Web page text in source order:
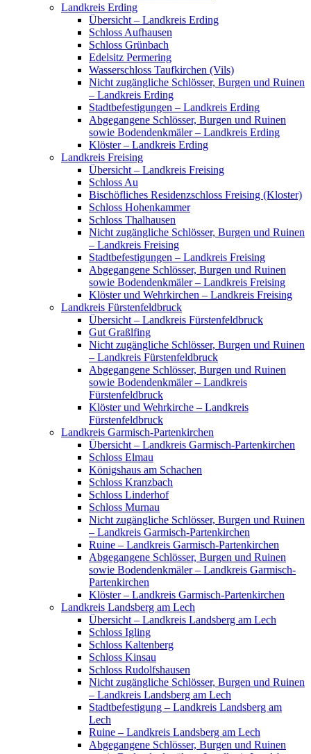
Landkreis Erding
Übersicht – Landkreis Erding
Schloss Aufhausen
Schloss Grünbach
Edelsitz Permering
Wasserschloss Taufkirchen (Vils)
Nicht zugängliche Schlösser, Burgen und Ruinen
– Landkreis Erding
Stadtbefestigungen – Landkreis Erding
Abgegangene Schlösser, Burgen und Ruinen
sowie Bodendenkmäler – Landkreis Erding
Klöster – Landkreis Erding
Landkreis Freising
Übersicht – Landkreis Freising
Schloss Au
Bischöfliches Residenzschloss Freising (Kloster)
Schloss Hohenkammer
Schloss Thalhausen
Nicht zugängliche Schlösser, Burgen und Ruinen
– Landkreis Freising
Stadtbefestigungen – Landkreis Freising
Abgegangene Schlösser, Burgen und Ruinen
sowie Bodendenkmäler – Landkreis Freising
Klöster und Wehrkirchen – Landkreis Freising
Landkreis Fürstenfeldbruck
Übersicht – Landkreis Fürstenfeldbruck
Gut Graßlfing
Nicht zugängliche Schlösser, Burgen und Ruinen
– Landkreis Fürstenfeldbruck
Abgegangene Schlösser, Burgen und Ruinen
sowie Bodendenkmäler – Landkreis
Fürstenfeldbruck
Klöster und Wehrkirche – Landkreis
Fürstenfeldbruck
Landkreis Garmisch-Partenkirchen
Übersicht – Landkreis Garmisch-Partenkirchen
Schloss Elmau
Königshaus am Schachen
Schloss Kranzbach
Schloss Linderhof
Schloss Murnau
Nicht zugängliche Schlösser, Burgen und Ruinen
– Landkreis Garmisch-Partenkirchen
Ruine – Landkreis Garmisch-Partenkirchen
Abgegangene Schlösser, Burgen und Ruinen
sowie Bodendenkmäler – Landkreis Garmisch-
Partenkirchen
Klöster – Landkreis Garmisch-Partenkirchen
Landkreis Landsberg am Lech
Übersicht – Landkreis Landsberg am Lech
Schloss Igling
Schloss Kaltenberg
Schloss Kinsau
Schloss Rudolfshausen
Nicht zugängliche Schlösser, Burgen und Ruinen
– Landkreis Landsberg am Lech
Stadtbefestigung – Landkreis Landsberg am
Lech
Ruine – Landkreis Landsberg am Lech
Abgegangene Schlösser, Burgen und Ruinen